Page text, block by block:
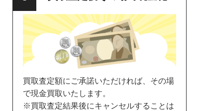
買取査定額にご承諾いただければ、その場
で現金買取いたします。
※買取査定結果後にキャンセルすることは